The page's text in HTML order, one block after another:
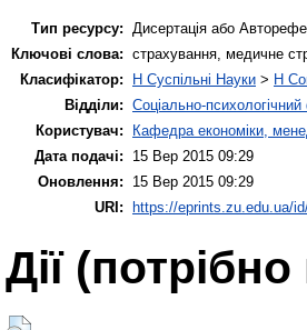
Тип ресурсу:
Дисертація або
Ключові слова: страхування, медичне
Класифікатор:
H Суспільні Науки > H
Відділи: Соціально-
Користувач:
Кафедра економіки,
Дата подачі:
15 Вер 2015 09:29
Оновлення:
15 Вер 2015 09:29
URI: https://eprints.zu.edu.ua/
Дії